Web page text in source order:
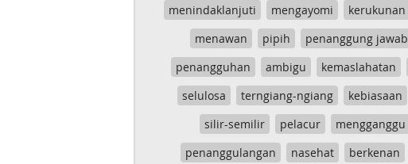
menindaklanjuti
mengayomi kerukunan
menawan
pipih penanggung jawab
penangguhan
ambigu kemaslahatan
selulosa
terngiang-ngiang kebiasaan
silir-semilir
pelacur mengganggu
penanggulangan
nasehat berkenan